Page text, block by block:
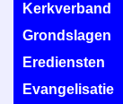
Kerkverband
Grondslagen
Erediensten
Evangelisatie